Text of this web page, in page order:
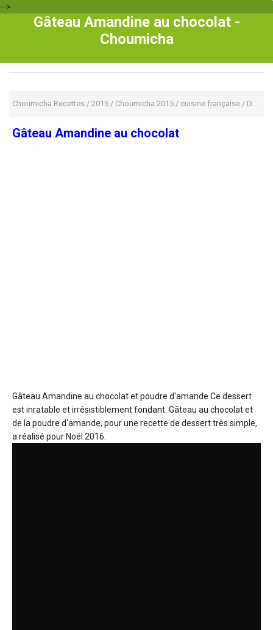
-->
Gâteau Amandine au chocolat -
Choumicha
Choumicha Recettes / 2015 / Choumicha 2015 / cuisine française / Dessert
Gâteau Amandine au chocolat
Gâteau Amandine au chocolat et poudre d'amande Ce dessert
est inratable et irrésistiblement fondant. Gâteau au chocolat et
de la poudre d'amande, pour une recette de dessert très simple,
a réalisé pour Noël 2016.